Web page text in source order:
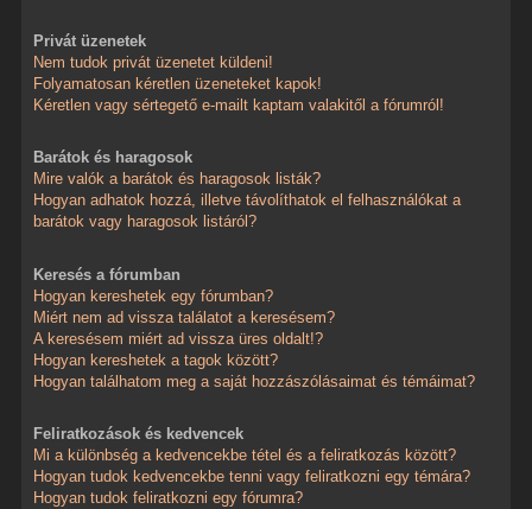
Privát üzenetek
Nem tudok privát üzenetet küldeni!
Folyamatosan kéretlen üzeneteket kapok!
Kéretlen vagy sértegető e-mailt kaptam valakitől a fórumról!
Barátok és haragosok
Mire valók a barátok és haragosok listák?
Hogyan adhatok hozzá, illetve távolíthatok el felhasználókat a
barátok vagy haragosok listáról?
Keresés a fórumban
Hogyan kereshetek egy fórumban?
Miért nem ad vissza találatot a keresésem?
A keresésem miért ad vissza üres oldalt!?
Hogyan kereshetek a tagok között?
Hogyan találhatom meg a saját hozzászólásaimat és témáimat?
Feliratkozások és kedvencek
Mi a különbség a kedvencekbe tétel és a feliratkozás között?
Hogyan tudok kedvencekbe tenni vagy feliratkozni egy témára?
Hogyan tudok feliratkozni egy fórumra?